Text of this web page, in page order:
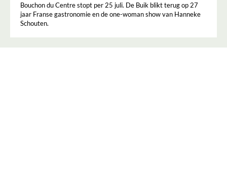
Bouchon du Centre stopt per 25 juli. De Buik blikt terug op 27
jaar Franse gastronomie en de one-woman show van Hanneke
Schouten.